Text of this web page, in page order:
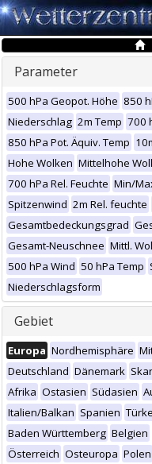
Parameter
500 hPa Geopot. Höhe 850
Niederschlag 2m Temp 700
850 hPa Pot. Äquiv. Temp
Hohe Wolken Mittelhohe
700 hPa Rel. Feuchte Min/
Spitzenwind 2m Rel. feuchte
Gesamtbedeckungsgrad
Gesamt-Neuschnee Mittl.
500 hPa Wind 50 hPa Temp
Niederschlagsform
Gebiet
Europa Nordhemisphäre
Deutschland Dänemark
Afrika Ostasien Südasien
Italien/Balkan Spanien
Baden Württemberg Belgien
Österreich Osteuropa Polen